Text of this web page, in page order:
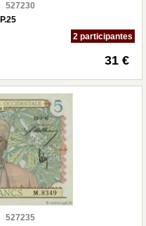
527230
2 participantes
31 €
527235